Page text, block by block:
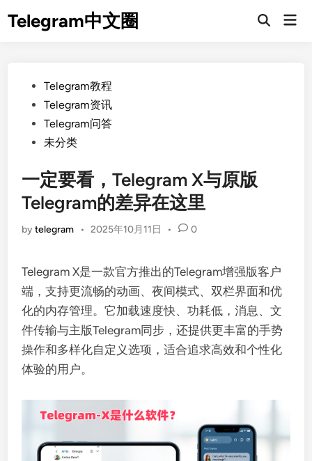
Telegram中文圈
Open
PostedTelegram教程
Telegram资讯
Telegram问答
未分类
一定要看，Telegram X与原版
Telegram的差异在这里
bytelegram • 2025年10月11日 • 0
Telegram X是一款官方推出的Telegram增强版客户
端，支持更流畅的动画、夜间模式、双栏界面和优
化的内存管理。它加载速度快、功耗低，消息、文
件传输与主版Telegram同步，还提供更丰富的手势
操作和多样化自定义选项，适合追求高效和个性化
体验的用户。